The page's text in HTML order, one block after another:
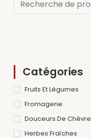
Catégories
Fruits Et Légumes
Fromagerie
Douceurs De Chèvre
Herbes Fraîches